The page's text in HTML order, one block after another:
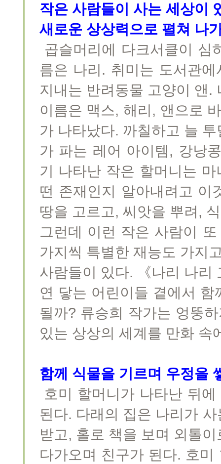
작은 사람들이 사는 세상이
새로운 상상력으로 펼쳐 나
곱슬머리에 다크서클이
름은 나리. 취미는 도서관
지내는 반려동물 고양이 앤.
이름은 맥스, 해리, 앤으로
가 나타났다. 까칠하고 늘
가 파는 레어 아이템, 강낭
기 나타난 작은 할머니는
떤 존재인지 알아내려고 이
땅을 고르고, 씨앗을 뿌려,
그런데 이런 작은 사람이
가지씩 특별한 재능도 가지
사람들이 있다. 《나리 나리
연 닿는 어린이들 곁에서
될까? 류승희 작가는 엉뚱
있는 상상의 세계를 만화 속
함께 식물을 기르며 우정을
호미 할머니가 나타난 뒤에
된다. 다래의 집은 나리가 사
받고, 홀로 책을 보며 외톨
다가오며 친구가 된다. 호